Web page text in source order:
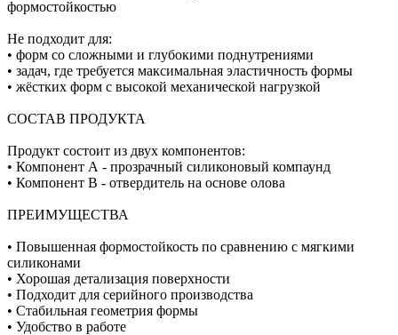
формостойкостью
Не подходит для:
• форм со сложными и глубокими поднутрениями
• задач, где требуется максимальная эластичность формы
• жёстких форм с высокой механической нагрузкой
СОСТАВ ПРОДУКТА
Продукт состоит из двух компонентов:
• Компонент А - прозрачный силиконовый компаунд
• Компонент В - отвердитель на основе олова
ПРЕИМУЩЕСТВА
• Повышенная формостойкость по сравнению с мягкими
силиконами
• Хорошая детализация поверхности
• Подходит для серийного производства
• Стабильная геометрия формы
• Удобство в работе